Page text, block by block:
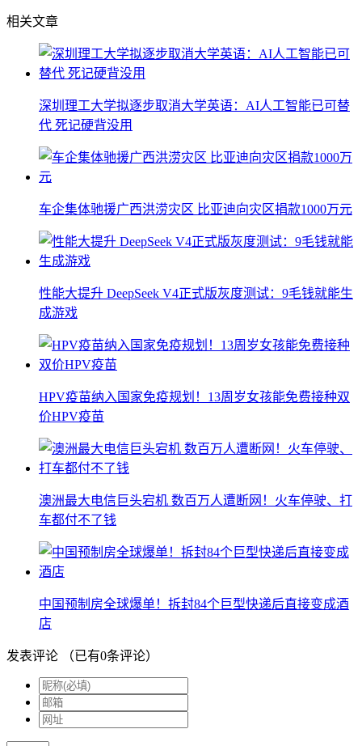
相关文章
深圳理工大学拟逐步取消大学英语：AI人工智能已可替
代 死记硬背没用
车企集体驰援广西洪涝灾区 比亚迪向灾区捐款1000万元
性能大提升 DeepSeek V4正式版灰度测试：9毛钱就能生
成游戏
HPV疫苗纳入国家免疫规划！13周岁女孩能免费接种双
价HPV疫苗
澳洲最大电信巨头宕机 数百万人遭断网！火车停驶、打
车都付不了钱
中国预制房全球爆单！拆封84个巨型快递后直接变成酒
店
发表评论 （已有0条评论）